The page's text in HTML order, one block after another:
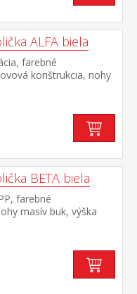
ALFA biela
farebné
konštrukcia, nohy
46 cm
BETA biela
farebné
masív buk, výška